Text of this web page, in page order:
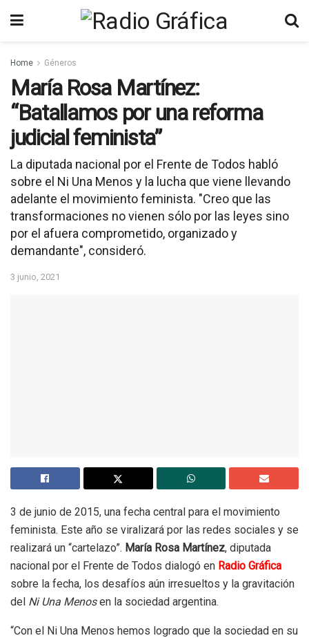
Home Géneros
María Rosa Martínez:
“Batallamos por una reforma
judicial feminista”
La diputada nacional por el Frente de Todos habló
sobre el Ni Una Menos y la lucha que viene llevando
adelante el movimiento feminista. "Creo que las
transformaciones no vienen sólo por las leyes sino
por el afuera comprometido, organizado y
demandante", consideró.
3 junio, 2021
3 de junio de 2015, una fecha central para el movimiento
feminista. Este año se viralizará por las redes sociales y se
realizará un “cartelazo”. María Rosa Martínez, diputada
nacional por el Frente de Todos dialogó en Radio Gráfica
sobre la fecha, los desafíos aún irresueltos y la gravitación
del Ni Una Menosen la sociedad argentina.
“Con el Ni Una Menos hemos logrado que la sociedad en su